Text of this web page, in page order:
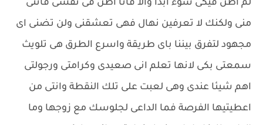
لم اظن فيكى سوء ابدا والا فانا اظن فى نفسى فانتى
منى ولكنك لا تعرفين نهال فهى تعشقنى ولن تضنى اى
مجهود لتفرق بيننا باى طريقة واسرع الطرق هى تلويث
سمعتى بكى لانها تعلم انى صعيدى وكرامتى ورجولتى
اهم شيئا عندى وهى لعبت على تلك النقطة وانتى من
اعطيتيها الفرصة فما الداعى لجلوسك مع زوجها وما